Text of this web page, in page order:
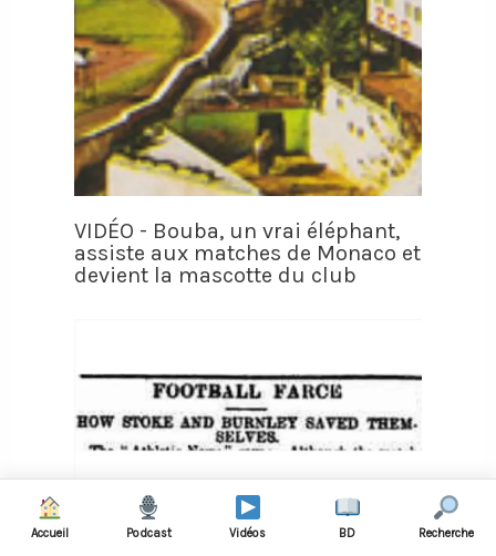
VIDÉO - Bouba, un vrai éléphant,
assiste aux matches de Monaco et
devient la mascotte du club
Accueil Podcast Vidéos BD Recherche